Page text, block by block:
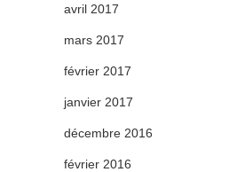
avril 2017
mars 2017
février 2017
janvier 2017
décembre 2016
février 2016